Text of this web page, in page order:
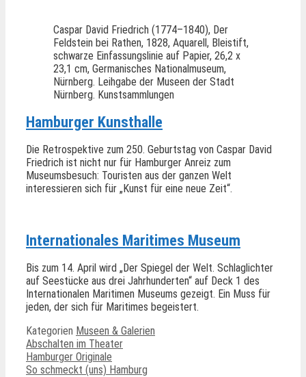
Caspar David Friedrich (1774–1840), Der
Feldstein bei Rathen, 1828, Aquarell, Bleistift,
schwarze Einfassungslinie auf Papier, 26,2 x
23,1 cm, Germanisches Nationalmuseum,
Nürnberg. Leihgabe der Museen der Stadt
Nürnberg. Kunstsammlungen
Hamburger Kunsthalle
Die Retrospektive zum 250. Geburtstag von Caspar David
Friedrich ist nicht nur für Hamburger Anreiz zum
Museumsbesuch: Touristen aus der ganzen Welt
interessieren sich für „Kunst für eine neue Zeit“.
Internationales Maritimes Museum
Bis zum 14. April wird „Der Spiegel der Welt. Schlaglichter
auf Seestücke aus drei Jahrhunderten“ auf Deck 1 des
Internationalen Maritimen Museums gezeigt. Ein Muss für
jeden, der sich für Maritimes begeistert.
Kategorien Museen & Galerien
Abschalten im Theater
Hamburger Originale
So schmeckt (uns) Hamburg